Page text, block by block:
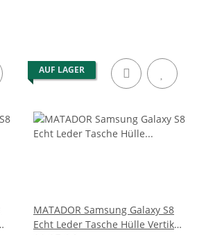
AUF LAGER
MATADOR Samsung Galaxy S8
Echt Leder Tasche Hülle Vertikal